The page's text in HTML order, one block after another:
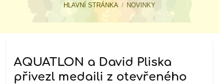
HLAVNÍ STRÁNKA / NOVINKY
AQUATLON a David Pliska
přivezl medaili z otevřeného